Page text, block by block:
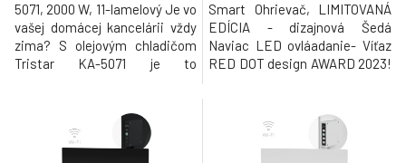
5071, 2000 W, 11-lamelový Je vo
vašej domácej kancelárii vždy
zima? S olejovým chladičom
Tristar KA-5071 je to
chladič má 11 rebier a dá sa
veľmi jednoducho presúvať
pomocou otočných koliesok.
Smart Ohrievač, LIMITOVANÁ
EDÍCIA - dizajnová Šedá
Naviac LED ovláadanie- Víťaz
RED DOT design AWARD 2023!
infracervený ohrievac s
jedinecnou technológiou
ohrevu, ktorá vám ušetrí